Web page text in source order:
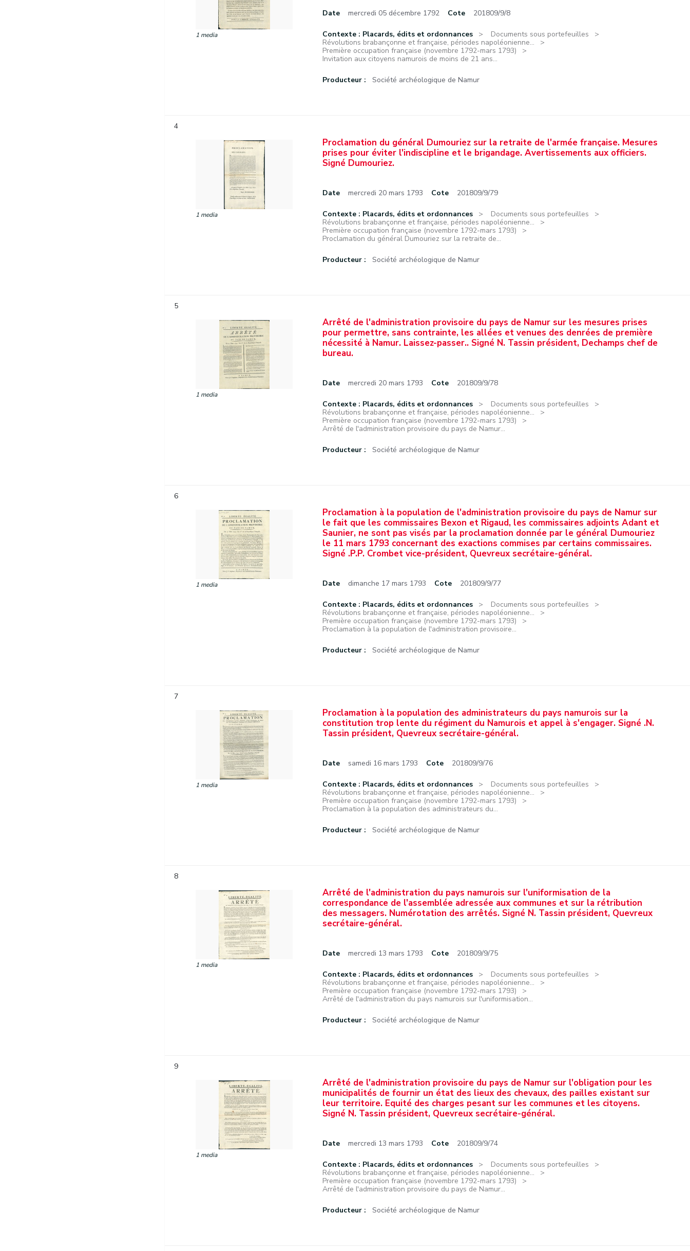
1 media
Date mercredi 05 décembre 1792 Cote 201809/9/8
Contexte : Placards, édits et ordonnances
Documents sous portefeuilles
Révolutions brabançonne et française, périodes napoléonienne...
Première occupation française (novembre 1792-mars 1793)
Invitation aux citoyens namurois de moins de 21 ans...
Producteur : Société archéologique de Namur
4
1 media
Proclamation du général Dumouriez sur la retraite de l'armée française. Mesures
prises pour éviter l'indiscipline et le brigandage. Avertissements aux officiers.
Signé Dumouriez.
Date mercredi 20 mars 1793 Cote 201809/9/79
Contexte : Placards, édits et ordonnances
Documents sous portefeuilles
Révolutions brabançonne et française, périodes napoléonienne...
Première occupation française (novembre 1792-mars 1793)
Proclamation du général Dumouriez sur la retraite de...
Producteur : Société archéologique de Namur
5
1 media
Arrêté de l'administration provisoire du pays de Namur sur les mesures prises
pour permettre, sans contrainte, les allées et venues des denrées de première
nécessité à Namur. Laissez-passer.. Signé N. Tassin président, Dechamps chef de
bureau.
Date mercredi 20 mars 1793 Cote 201809/9/78
Contexte : Placards, édits et ordonnances
Documents sous portefeuilles
Révolutions brabançonne et française, périodes napoléonienne...
Première occupation française (novembre 1792-mars 1793)
Arrêté de l'administration provisoire du pays de Namur...
Producteur : Société archéologique de Namur
6
1 media
Proclamation à la population de l'administration provisoire du pays de Namur sur
le fait que les commissaires Bexon et Rigaud, les commissaires adjoints Adant et
Saunier, ne sont pas visés par la proclamation donnée par le général Dumouriez
le 11 mars 1793 concernant des exactions commises par certains commissaires.
Signé .P.P. Crombet vice-président, Quevreux secrétaire-général.
Date dimanche 17 mars 1793 Cote 201809/9/77
Contexte : Placards, édits et ordonnances
Documents sous portefeuilles
Révolutions brabançonne et française, périodes napoléonienne...
Première occupation française (novembre 1792-mars 1793)
Proclamation à la population de l'administration provisoire...
Producteur : Société archéologique de Namur
7
1 media
Proclamation à la population des administrateurs du pays namurois sur la
constitution trop lente du régiment du Namurois et appel à s'engager. Signé .N.
Tassin président, Quevreux secrétaire-général.
Date samedi 16 mars 1793 Cote 201809/9/76
Contexte : Placards, édits et ordonnances
Documents sous portefeuilles
Révolutions brabançonne et française, périodes napoléonienne...
Première occupation française (novembre 1792-mars 1793)
Proclamation à la population des administrateurs du...
Producteur : Société archéologique de Namur
8
1 media
Arrêté de l'administration du pays namurois sur l'uniformisation de la
correspondance de l'assemblée adressée aux communes et sur la rétribution
des messagers. Numérotation des arrêtés. Signé N. Tassin président, Quevreux
secrétaire-général.
Date mercredi 13 mars 1793 Cote 201809/9/75
Contexte : Placards, édits et ordonnances
Documents sous portefeuilles
Révolutions brabançonne et française, périodes napoléonienne...
Première occupation française (novembre 1792-mars 1793)
Arrêté de l'administration du pays namurois sur l'uniformisation...
Producteur : Société archéologique de Namur
9
1 media
Arrêté de l'administration provisoire du pays de Namur sur l'obligation pour les
municipalités de fournir un état des lieux des chevaux, des pailles existant sur
leur territoire. Equité des charges pesant sur les communes et les citoyens.
Signé N. Tassin président, Quevreux secrétaire-général.
Date mercredi 13 mars 1793 Cote 201809/9/74
Contexte : Placards, édits et ordonnances
Documents sous portefeuilles
Révolutions brabançonne et française, périodes napoléonienne...
Première occupation française (novembre 1792-mars 1793)
Arrêté de l'administration provisoire du pays de Namur...
Producteur : Société archéologique de Namur